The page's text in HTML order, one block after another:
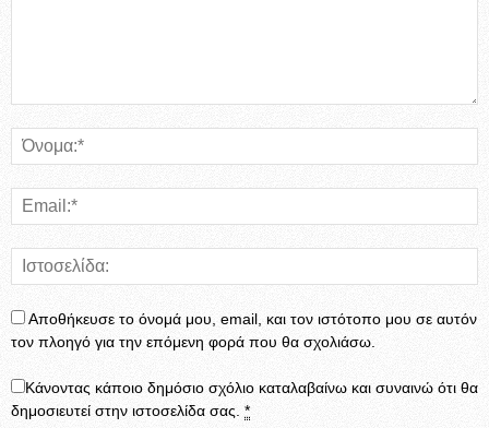
Αποθήκευσε το όνομά μου, email, και τον ιστότοπο μου σε αυτόν
τον πλοηγό για την επόμενη φορά που θα σχολιάσω.
Κάνοντας κάποιο δημόσιο σχόλιο καταλαβαίνω και συναινώ ότι θα
δημοσιευτεί στην ιστοσελίδα σας. *